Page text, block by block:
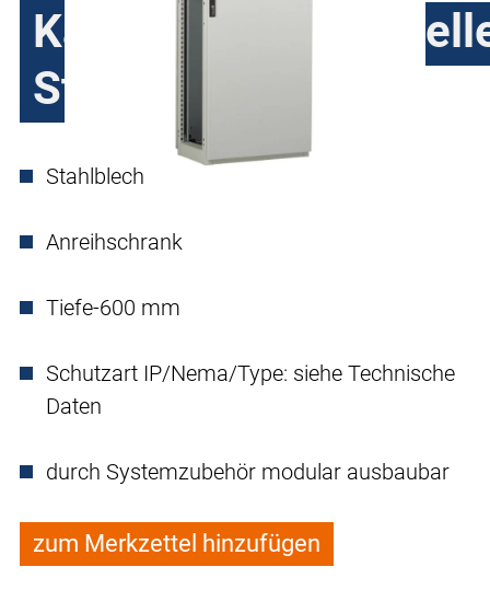
Stahlblech H395
Stahlblech
Anreihschrank
Tiefe-600 mm
Schutzart IP/Nema/Type: siehe Technische
Daten
durch Systemzubehör modular ausbaubar
zum Merkzettel hinzufügen